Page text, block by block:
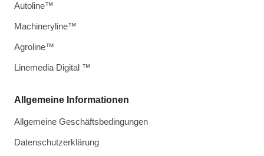
Allgemeine Informationen
Allgemeine Geschäftsbedingungen
Datenschutzerklärung
Autoline™
Machineryline™
Agroline™
Linemedia Digital ™